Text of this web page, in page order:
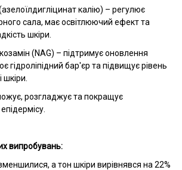
калію) – регулює
сала, має освітлюючий ефект та
шкіри.
(NAG) – підтримує оновлення
гідроліпідний бар'єр та підвищує рівень
розгладжує та покращує
випробувань:
а тон шкіри вирівнявся на 22%